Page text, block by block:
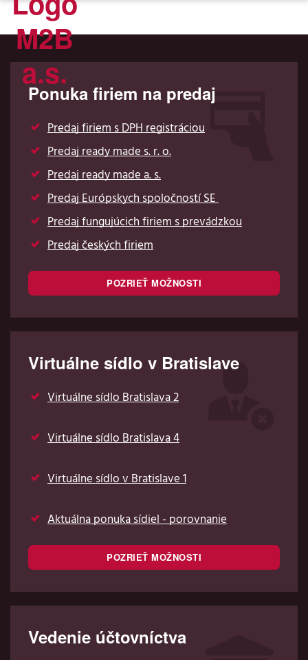
Ponuka firiem na predaj
Predaj firiem s DPH registráciou
Predaj ready made s. r. o.
Predaj ready made a. s.
Predaj Európskych spoločností SE
Predaj fungujúcich firiem s prevádzkou
Predaj českých firiem
POZRIEŤ MOŽNOSTI
Virtuálne sídlo v Bratislave
Virtuálne sídlo Bratislava 2
Virtuálne sídlo Bratislava 4
Virtuálne sídlo v Bratislave 1
Aktuálna ponuka sídiel - porovnanie
POZRIEŤ MOŽNOSTI
Vedenie účtovníctva